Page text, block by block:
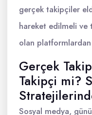
gerçek takipçiler
hareket edilmeli ve
olan platformlardan
Gerçek
Takipçi mi?
Sosyal medya,